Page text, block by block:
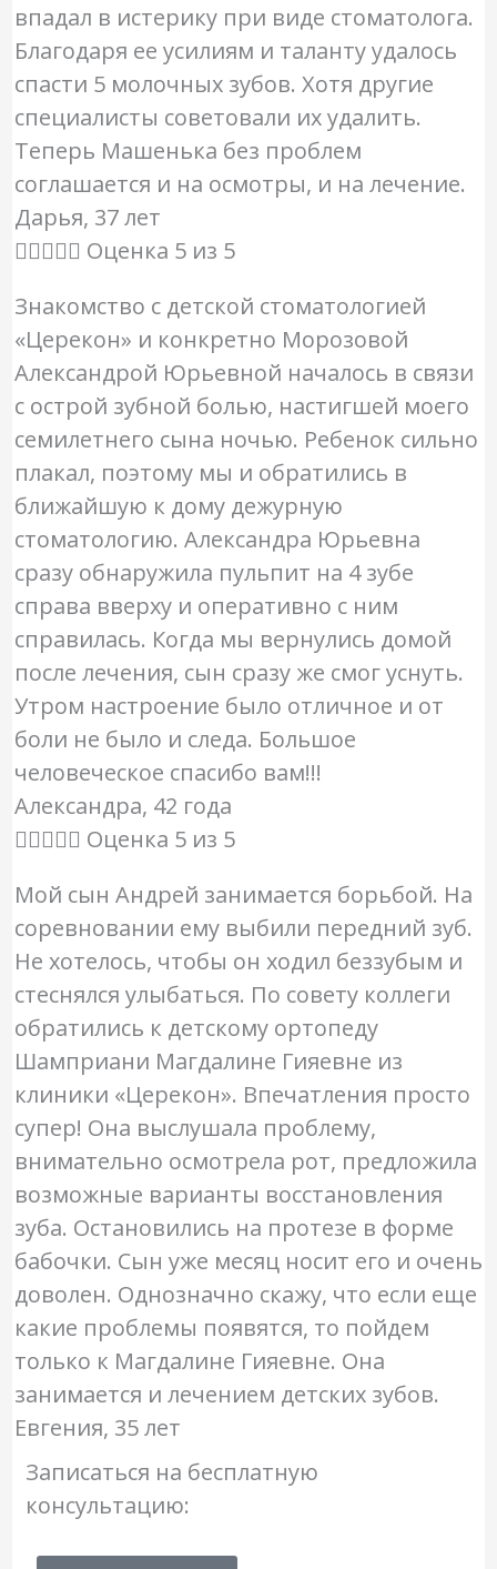
впадал в истерику при виде стоматолога.
Благодаря ее усилиям и таланту удалось
спасти 5 молочных зубов. Хотя другие
специалисты советовали их удалить.
Теперь Машенька без проблем
соглашается и на осмотры, и на лечение.
Дарья, 37 лет
 Оценка 5 из 5
Знакомство с детской стоматологией
«Церекон» и конкретно Морозовой
Александрой Юрьевной началось в связи
с острой зубной болью, настигшей моего
семилетнего сына ночью. Ребенок сильно
плакал, поэтому мы и обратились в
ближайшую к дому дежурную
стоматологию. Александра Юрьевна
сразу обнаружила пульпит на 4 зубе
справа вверху и оперативно с ним
справилась. Когда мы вернулись домой
после лечения, сын сразу же смог уснуть.
Утром настроение было отличное и от
боли не было и следа. Большое
человеческое спасибо вам!!!
Александра, 42 года
 Оценка 5 из 5
Мой сын Андрей занимается борьбой. На
соревновании ему выбили передний зуб.
Не хотелось, чтобы он ходил беззубым и
стеснялся улыбаться. По совету коллеги
обратились к детскому ортопеду
Шамприани Магдалине Гияевне из
клиники «Церекон». Впечатления просто
супер! Она выслушала проблему,
внимательно осмотрела рот, предложила
возможные варианты восстановления
зуба. Остановились на протезе в форме
бабочки. Сын уже месяц носит его и очень
доволен. Однозначно скажу, что если еще
какие проблемы появятся, то пойдем
только к Магдалине Гияевне. Она
занимается и лечением детских зубов.
Евгения, 35 лет
Записаться на бесплатную
консультацию: